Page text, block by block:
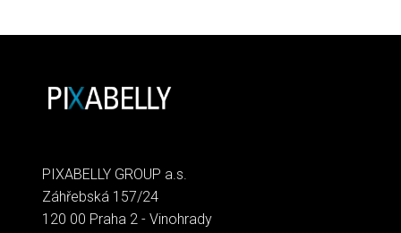
PIXABELLY GROUP a.s.
Záhřebská 157/24
120 00 Praha 2 - Vinohrady